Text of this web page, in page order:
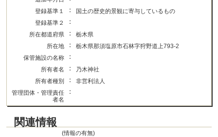
登録基準１ ：
国土の歴史的景観に寄与しているもの
登録基準２
：
所在都道府県 ：
栃木県
所在地
：
栃木県那須塩原市石林字狩野道上793-2
保管施設の名称
：
所有者名 ：
乃木神社
所有者種別
：
非営利法人
管理団体・管理責任
者名
：
関連情報
(情報の有無)